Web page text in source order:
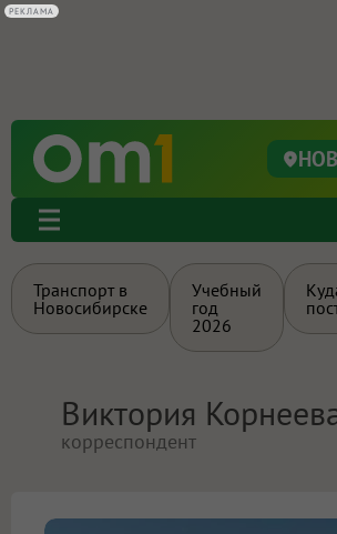
Транспорт в
Новосибирске
Учебный
год
2026
Виктория
корреспондент
РЕКЛАМА